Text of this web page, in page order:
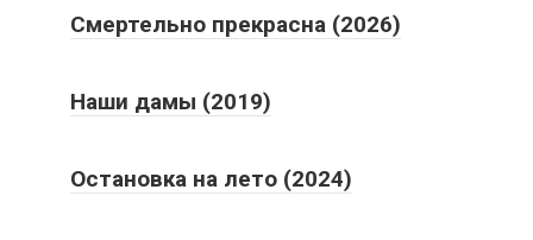
Смертельно прекрасна (2026)
Наши дамы (2019)
Остановка на лето (2024)